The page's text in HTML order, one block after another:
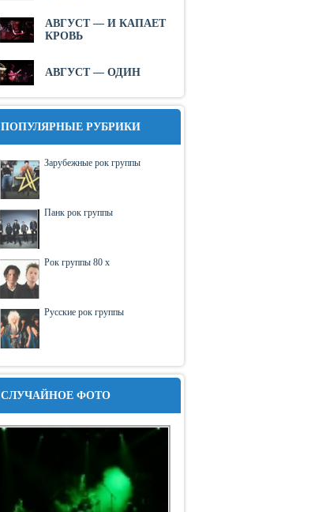
АВГУСТ — И КАПАЕТ
КРОВЬ
АВГУСТ — ОДИН
ПОПУЛЯРНЫЕ РУБРИКИ
Зарубежные рок группы
Панк рок группы
Рок группы 80 х
Русские рок группы
СЛУЧАЙНОЕ ФОТО